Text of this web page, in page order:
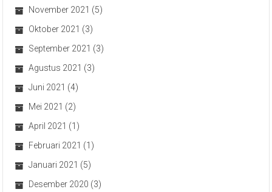
November 2021 (5)
Oktober 2021 (3)
September 2021 (3)
Agustus 2021 (3)
Juni 2021 (4)
Mei 2021 (2)
April 2021 (1)
Februari 2021 (1)
Januari 2021 (5)
Desember 2020 (3)